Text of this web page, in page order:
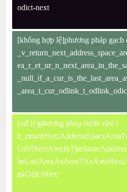
odict-next
[không hợp lệ]phương pháp gạch
[xử lý]phương pháp bướu nhỏ |
nkOdictNext